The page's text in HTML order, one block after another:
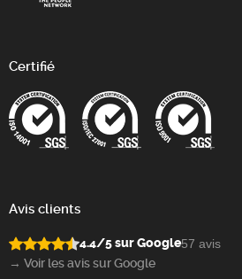
Certifié
Avis clients
4.4/5 sur Google57 avis
→ Voir les avis sur Google